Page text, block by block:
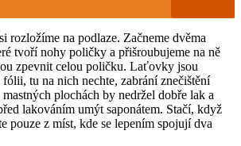
rozložíme na podlaze. Začneme dvěma
tvoří nohy poličky a přišroubujeme na ně
zpevnit celou poličku. Laťovky jsou
tu na nich nechte, zabrání znečištění
plochách by nedržel dobře lak a
lakováním umýt saponátem. Stačí, když
pouze z míst, kde se lepením spojují dva